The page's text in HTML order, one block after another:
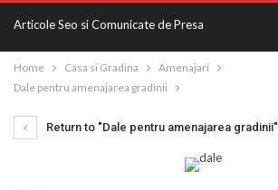
Articole Seo si Comunicate de Presa
Home Casa si Gradina
Amenajari
Dale pentru amenajarea gradinii
Return to "Dale pentru amenajarea gradinii"